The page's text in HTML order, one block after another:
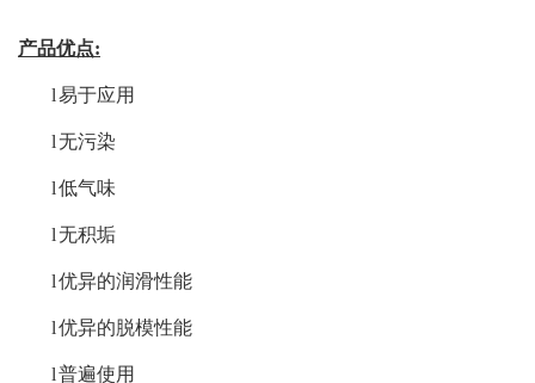
产品优点:
l易于应用
l无污染
l低气味
l无积垢
l优异的润滑性能
l优异的脱模性能
l普遍使用